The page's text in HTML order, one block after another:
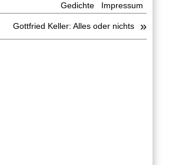
Gedichte Impressum
Gottfried Keller: Alles oder nichts »